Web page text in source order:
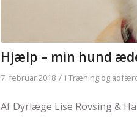
Hjælp – min hund
7. februar 2018 / i Træning og
Af Dyrlæge Lise Rovsing &